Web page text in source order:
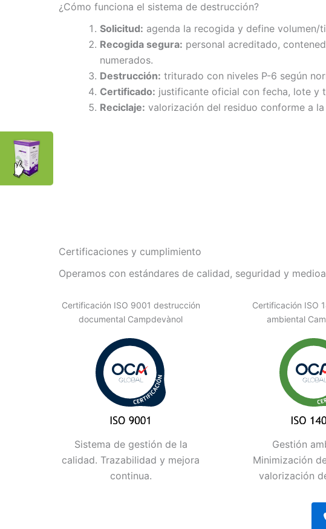
¿Cómo funciona el sistema de destrucción?
Solicitud: agenda la recogida y define volumen/
Recogida segura: personal acreditado,
numerados.
Destrucción: triturado con niveles P-6 según
Certificado: justificante oficial con fecha, lote y
Reciclaje: valorización del residuo conforme a
Certificaciones y cumplimiento
Operamos con estándares de calidad, seguridad y
Certificación ISO 9001 destrucción
documental Campdevànol
Sistema de gestión de la
calidad. Trazabilidad y mejora
continua.
Certificación ISO
ambiental
Gestión
Minimización
valorización